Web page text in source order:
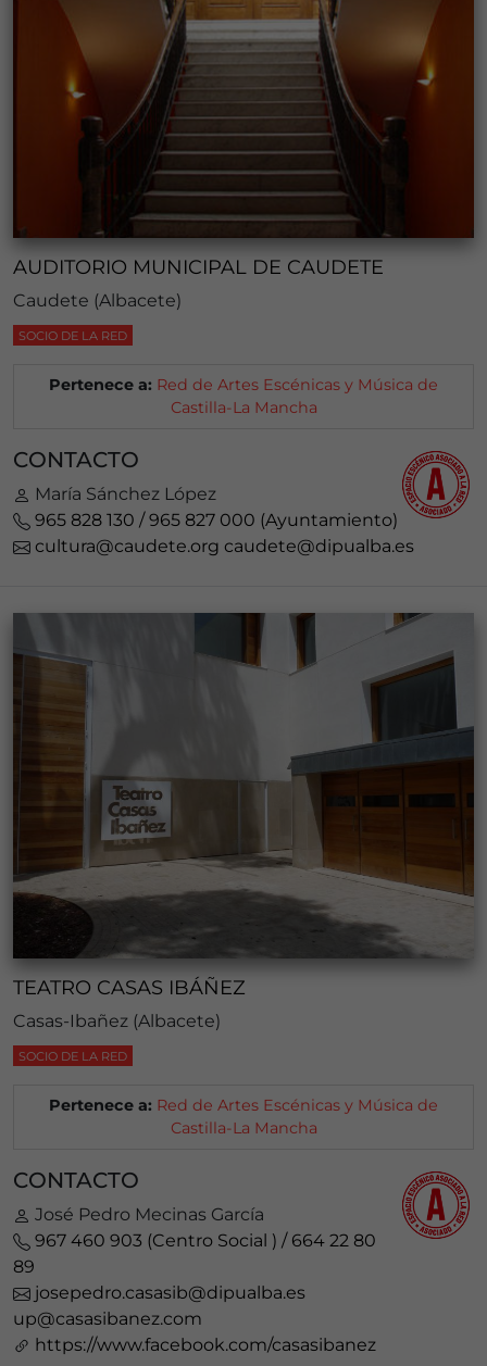
AUDITORIO MUNICIPAL DE CAUDETE
Caudete (Albacete)
SOCIO DE LA RED
Pertenece a: Red de Artes Escénicas y Música de
Castilla-La Mancha
CONTACTO
María Sánchez López
965 828 130 / 965 827 000 (Ayuntamiento)
cultura@caudete.org caudete@dipualba.es
TEATRO CASAS IBÁÑEZ
Casas-Ibañez (Albacete)
SOCIO DE LA RED
Pertenece a: Red de Artes Escénicas y Música de
Castilla-La Mancha
CONTACTO
José Pedro Mecinas García
967 460 903 (Centro Social ) / 664 22 80
89
josepedro.casasib@dipualba.es
up@casasibanez.com
https://www.facebook.com/casasibanez